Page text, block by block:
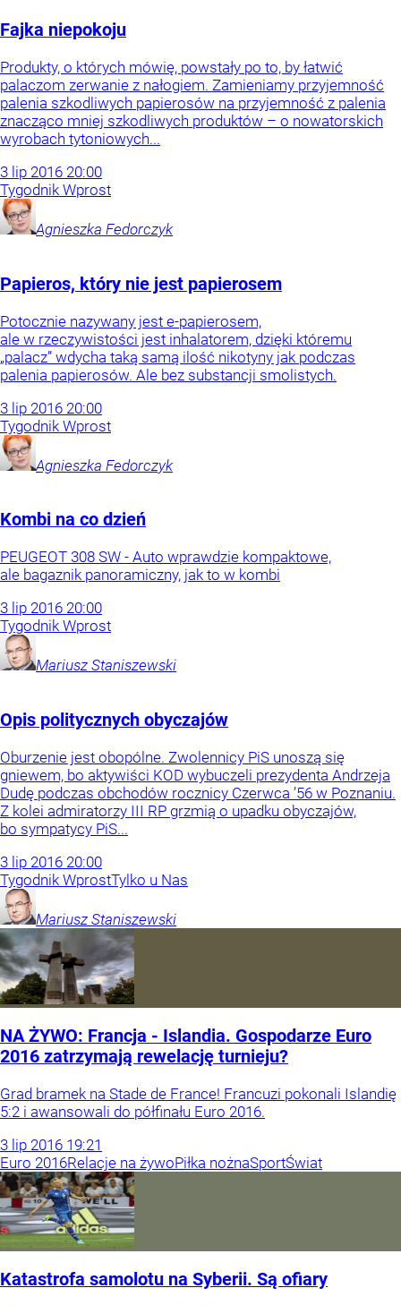
Fajka niepokoju
Produkty, o których mówię, powstały po to, by łatwić
palaczom zerwanie z nałogiem. Zamieniamy przyjemność
palenia szkodliwych papierosów na przyjemność z palenia
znacząco mniej szkodliwych produktów – o nowatorskich
wyrobach tytoniowych...
3 lip 2016 20:00
Tygodnik Wprost
Agnieszka Fedorczyk
Papieros, który nie jest papierosem
Potocznie nazywany jest e-papierosem,
ale w rzeczywistości jest inhalatorem, dzięki któremu
„palacz” wdycha taką samą ilość nikotyny jak podczas
palenia papierosów. Ale bez substancji smolistych.
3 lip 2016 20:00
Tygodnik Wprost
Agnieszka Fedorczyk
Kombi na co dzień
PEUGEOT 308 SW - Auto wprawdzie kompaktowe,
ale bagaznik panoramiczny, jak to w kombi
3 lip 2016 20:00
Tygodnik Wprost
Mariusz Staniszewski
Opis politycznych obyczajów
Oburzenie jest obopólne. Zwolennicy PiS unoszą się
gniewem, bo aktywiści KOD wybuczeli prezydenta Andrzeja
Dudę podczas obchodów rocznicy Czerwca ’56 w Poznaniu.
Z kolei admiratorzy III RP grzmią o upadku obyczajów,
bo sympatycy PiS...
3 lip 2016 20:00
Tygodnik WprostTylko u Nas
Mariusz Staniszewski
NA ŻYWO: Francja - Islandia. Gospodarze Euro
2016 zatrzymają rewelację turnieju?
Grad bramek na Stade de France! Francuzi pokonali Islandię
5:2 i awansowali do półfinału Euro 2016.
3 lip 2016 19:21
Euro 2016Relacje na żywoPiłka nożnaSportŚwiat
Katastrofa samolotu na Syberii. Są ofiary